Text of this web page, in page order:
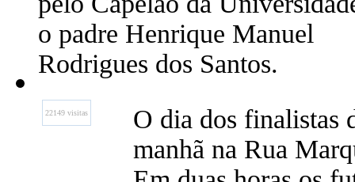
o padre Henrique Manuel
Rodrigues dos Santos.
22149 visitas
O dia dos finalistas
manhã na Rua